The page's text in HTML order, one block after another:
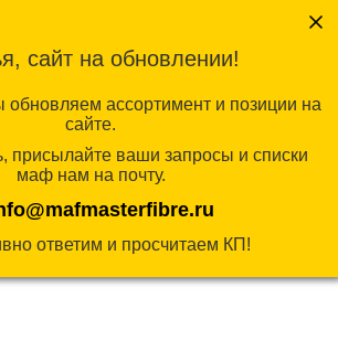
/ Полигональные
сайт на обновлении!
ассортимент и позиции на
сайте.
присылайте ваши запросы и списки
маф нам на почту.
ответим и просчитаем КП!